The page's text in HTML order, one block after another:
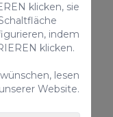
gestellt
ANSEHEN
klicken, sie
indem
klicken.
lesen
Website.